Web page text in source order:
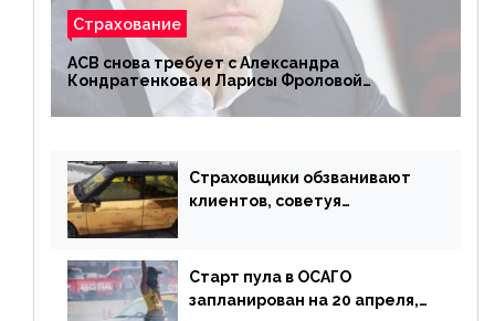
Страхование
АСВ снова требует с Александра
Кондратенкова и Ларисы Фроловой
возмещения убытков на 1,5 млрд р.
Страховщики обзванивают
клиентов, советуя
Старт пула в ОСАГО
запланирован на 20 апреля,